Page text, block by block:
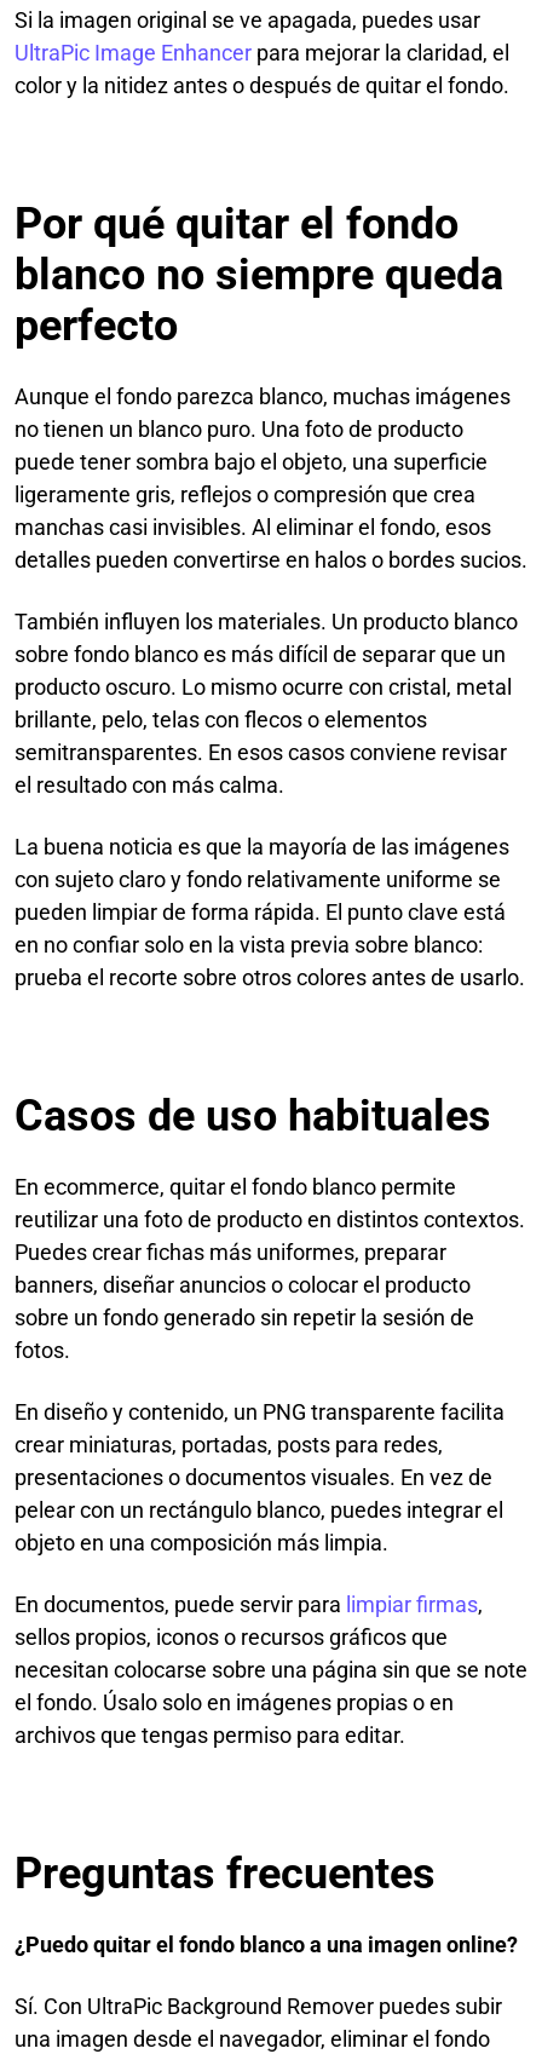
Si la imagen original se ve apagada, puedes usar
UltraPic Image Enhancer para mejorar la claridad, el
color y la nitidez antes o después de quitar el fondo.
Por qué quitar el fondo
blanco no siempre queda
perfecto
Aunque el fondo parezca blanco, muchas imágenes
no tienen un blanco puro. Una foto de producto
puede tener sombra bajo el objeto, una superficie
ligeramente gris, reflejos o compresión que crea
manchas casi invisibles. Al eliminar el fondo, esos
detalles pueden convertirse en halos o bordes sucios.
También influyen los materiales. Un producto blanco
sobre fondo blanco es más difícil de separar que un
producto oscuro. Lo mismo ocurre con cristal, metal
brillante, pelo, telas con flecos o elementos
semitransparentes. En esos casos conviene revisar
el resultado con más calma.
La buena noticia es que la mayoría de las imágenes
con sujeto claro y fondo relativamente uniforme se
pueden limpiar de forma rápida. El punto clave está
en no confiar solo en la vista previa sobre blanco:
prueba el recorte sobre otros colores antes de usarlo.
Casos de uso habituales
En ecommerce, quitar el fondo blanco permite
reutilizar una foto de producto en distintos contextos.
Puedes crear fichas más uniformes, preparar
banners, diseñar anuncios o colocar el producto
sobre un fondo generado sin repetir la sesión de
fotos.
En diseño y contenido, un PNG transparente facilita
crear miniaturas, portadas, posts para redes,
presentaciones o documentos visuales. En vez de
pelear con un rectángulo blanco, puedes integrar el
objeto en una composición más limpia.
En documentos, puede servir para limpiar firmas,
sellos propios, iconos o recursos gráficos que
necesitan colocarse sobre una página sin que se note
el fondo. Úsalo solo en imágenes propias o en
archivos que tengas permiso para editar.
Preguntas frecuentes
¿Puedo quitar el fondo blanco a una imagen online?
Sí. Con UltraPic Background Remover puedes subir
una imagen desde el navegador, eliminar el fondo